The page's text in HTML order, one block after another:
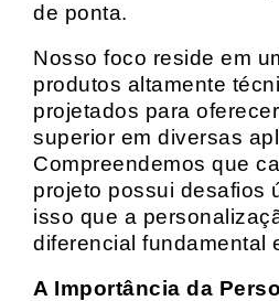
de ponta.
Nosso foco reside em
produtos altamente
projetados para
superior em diversas
Compreendemos que
projeto possui desafios
isso que a
diferencial fundamental
A Importância da